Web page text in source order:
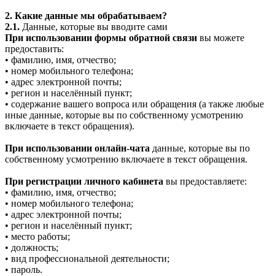
2. Какие данные мы обрабатываем?
2.1. Данные, которые вы вводите сами
При использовании формы обратной связи вы можете
предоставить:
• фамилию, имя, отчество;
• номер мобильного телефона;
• адрес электронной почты;
• регион и населённый пункт;
• содержание вашего вопроса или обращения (а также любые
иные данные, которые вы по собственному усмотрению
включаете в текст обращения).
При использовании онлайн-чата данные, которые вы по
собственному усмотрению включаете в текст обращения.
При регистрации личного кабинета вы предоставляете:
• фамилию, имя, отчество;
• номер мобильного телефона;
• адрес электронной почты;
• регион и населённый пункт;
• место работы;
• должность;
• вид профессиональной деятельности;
• пароль.